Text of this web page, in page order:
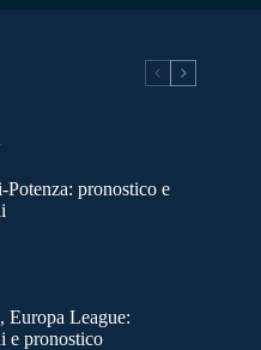
pronostico e
Europa League:
e pronostico